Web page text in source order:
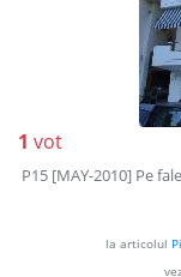
1 vot
P15 [MAY-2010] Pe
la articolul